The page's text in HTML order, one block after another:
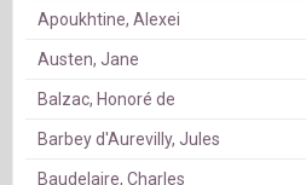
Apoukhtine, Alexei
Austen, Jane
Balzac, Honoré de
Barbey d'Aurevilly, Jules
Baudelaire, Charles